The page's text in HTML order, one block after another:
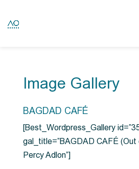
Image Gallery
BAGDAD CAFÉ
[Best_Wordpress_Gallery
gal_title=”BAGDAD CAFÉ
Percy Adlon”]